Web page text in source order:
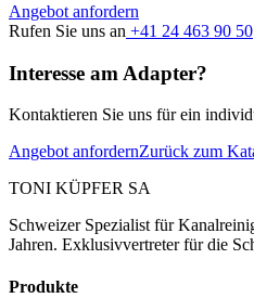
Angebot anfordern
Rufen Sie uns an +41 24 463 90 50
Interesse am Adapter?
Kontaktieren Sie uns für ein
Angebot anfordernZurück zum
TONI KÜPFER SA
Schweizer Spezialist für
Jahren. Exklusivvertreter für die
Produkte